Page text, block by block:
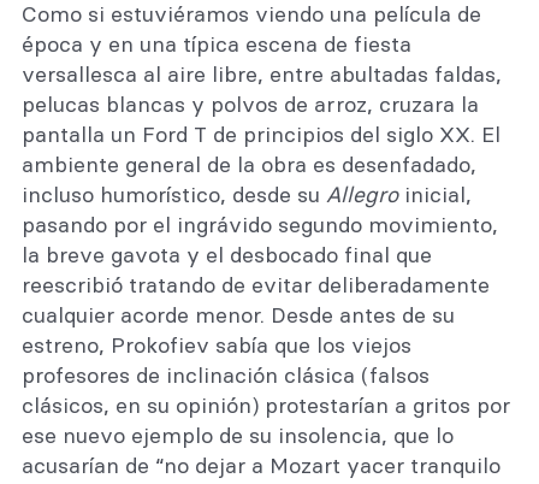
Como si estuviéramos viendo una película de
época y en una típica escena de fiesta
versallesca al aire libre, entre abultadas faldas,
pelucas blancas y polvos de arroz, cruzara la
pantalla un Ford T de principios del siglo XX. El
ambiente general de la obra es desenfadado,
incluso humorístico, desde su Allegro inicial,
pasando por el ingrávido segundo movimiento,
la breve gavota y el desbocado final que
reescribió tratando de evitar deliberadamente
cualquier acorde menor. Desde antes de su
estreno, Prokofiev sabía que los viejos
profesores de inclinación clásica (falsos
clásicos, en su opinión) protestarían a gritos por
ese nuevo ejemplo de su insolencia, que lo
acusarían de “no dejar a Mozart yacer tranquilo